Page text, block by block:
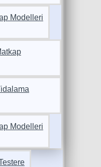
Modelleri
Modelleri